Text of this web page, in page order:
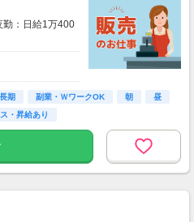
プレゼント！
勤：日給1万400
無によりま
場合は別途残
長期 副業・ＷワークOK 朝
昼
・昇給あり